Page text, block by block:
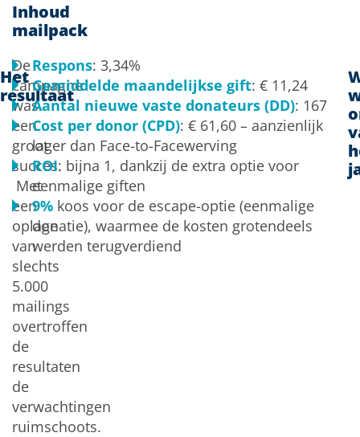
Inhoud
mailpack
Het
resultaat
De
campagne
was
een
groot
succes.
Met
een
oplage
van
slechts
5.000
mailings
overtroffen
de
resultaten
de
verwachtingen
ruimschoots.
Respons: 3,34%
Gemiddelde maandelijkse gift: € 11,24
Aantal nieuwe vaste donateurs (DD): 167
Cost per donor (CPD): € 61,60 – aanzienlijk
lager dan Face-to-Facewerving
ROI: bijna 1, dankzij de extra optie voor
eenmalige giften
9% koos voor de escape-optie (eenmalige
donatie), waarmee de kosten grotendeels
werden terugverdiend